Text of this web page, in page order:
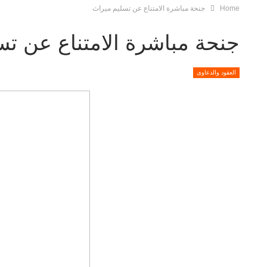
Home جنحة مباشرة الامتناع عن تسليم ميراث
جنحة مباشرة الامتناع عن
العقود والدعاوى